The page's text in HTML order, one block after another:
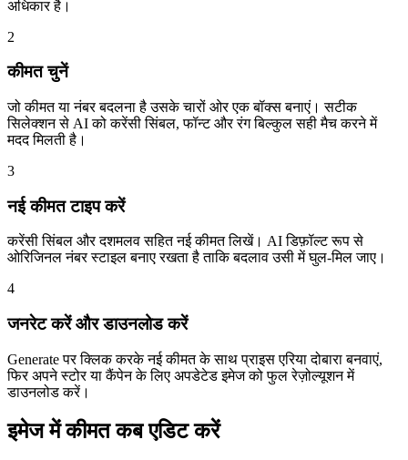
अधिकार है।
2
कीमत चुनें
जो कीमत या नंबर बदलना है उसके चारों ओर एक बॉक्स बनाएं। सटीक
सिलेक्शन से AI को करेंसी सिंबल, फॉन्ट और रंग बिल्कुल सही मैच करने में
मदद मिलती है।
3
नई कीमत टाइप करें
करेंसी सिंबल और दशमलव सहित नई कीमत लिखें। AI डिफ़ॉल्ट रूप से
ओरिजिनल नंबर स्टाइल बनाए रखता है ताकि बदलाव उसी में घुल-मिल जाए।
4
जनरेट करें और डाउनलोड करें
Generate पर क्लिक करके नई कीमत के साथ प्राइस एरिया दोबारा बनवाएं,
फिर अपने स्टोर या कैंपेन के लिए अपडेटेड इमेज को फुल रेज़ोल्यूशन में
डाउनलोड करें।
इमेज में कीमत कब एडिट करें